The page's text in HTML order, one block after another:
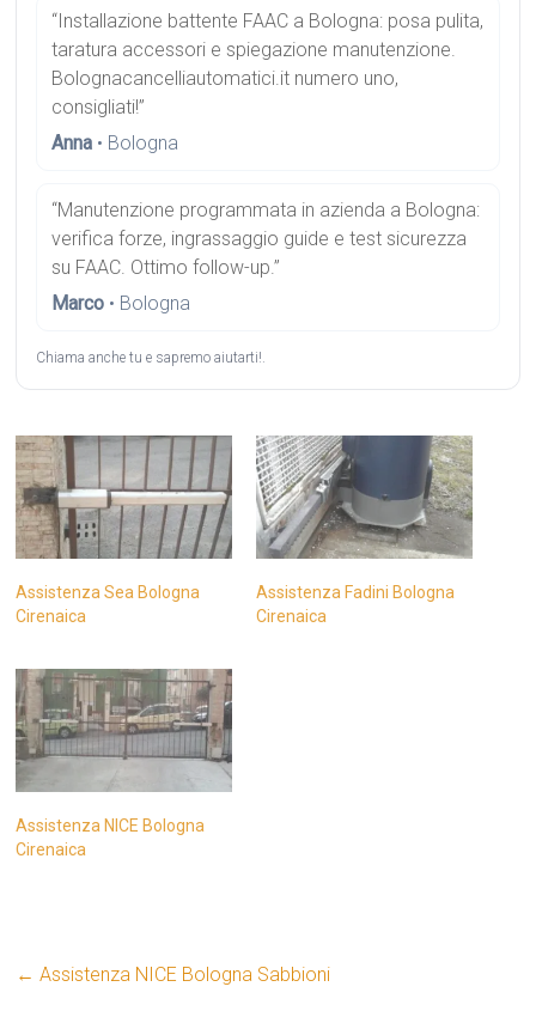
“Installazione battente FAAC a Bologna: posa pulita,
taratura accessori e spiegazione manutenzione.
Bolognacancelliautomatici.it numero uno,
consigliati!”
Anna • Bologna
“Manutenzione programmata in azienda a Bologna:
verifica forze, ingrassaggio guide e test sicurezza
su FAAC. Ottimo follow-up.”
Marco • Bologna
Chiama anche tu e sapremo aiutarti!.
Assistenza Sea Bologna
Cirenaica
Assistenza Fadini Bologna
Cirenaica
Assistenza NICE Bologna
Cirenaica
← Assistenza NICE Bologna Sabbioni